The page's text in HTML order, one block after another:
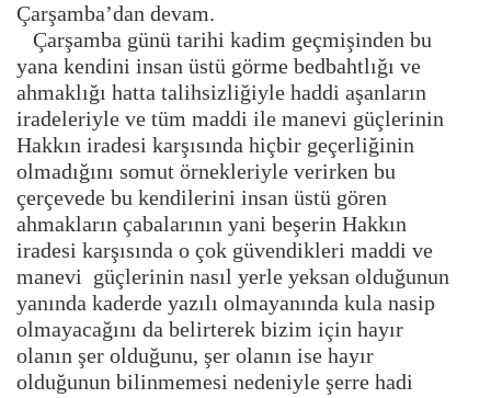
Çarşamba’dan devam.
Çarşamba günü tarihi kadim geçmişinden bu
yana kendini insan üstü görme bedbahtlığı ve
ahmaklığı hatta talihsizliğiyle haddi aşanların
iradeleriyle ve tüm maddi ile manevi güçlerinin
Hakkın iradesi karşısında hiçbir geçerliğinin
olmadığını somut örnekleriyle verirken bu
çerçevede bu kendilerini insan üstü gören
ahmakların çabalarının yani beşerin Hakkın
iradesi karşısında o çok güvendikleri maddi ve
manevi güçlerinin nasıl yerle yeksan olduğunun
yanında kaderde yazılı olmayanında kula nasip
olmayacağını da belirterek bizim için hayır
olanın şer olduğunu, şer olanın ise hayır
olduğunun bilinmemesi nedeniyle şerre hadi